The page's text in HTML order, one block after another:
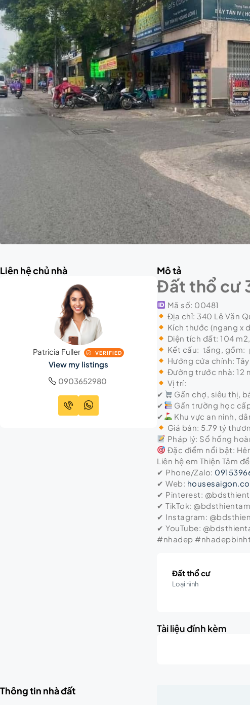
Liên hệ chủ nhà
Patricia Fuller VERIFIED
View my listings
0903652980
Mô tả
Đất thổ cư
Mã số: 00481
Địa chỉ: 340 Lê Văn
Kích thước (ngang x
Diện tích đất: 104
Kết cấu: tầng, gồm:
Hướng cửa chính: Tây
Đường trước nhà: 12
Vị trí:
✔
Gần chợ, siêu thị,
✔
Gần trường học
✔
Khu vực an ninh,
Giá bán: 5.79 tỷ
Pháp lý: Sổ hồng
Đặc điểm nổi bật:
Liên hệ em Thiện Tâm
✔ Phone/Zalo:
✔ Web:
✔ Pinterest:
✔ TikTok: @bdsthientam
✔ Instagram:
✔ YouTube:
#nhadep
Đất thổ cư
Loại hình
Tài liệu đính kèm
Thông tin nhà đất